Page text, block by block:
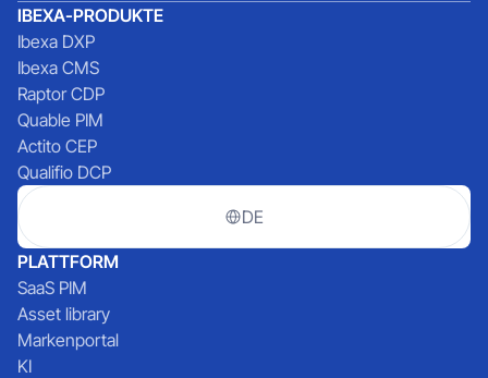
IBEXA-PRODUKTE
Ibexa DXP
Ibexa CMS
Raptor CDP
Quable PIM
Actito CEP
Qualifio DCP
DE
PLATTFORM
SaaS PIM
Asset library
Markenportal
KI